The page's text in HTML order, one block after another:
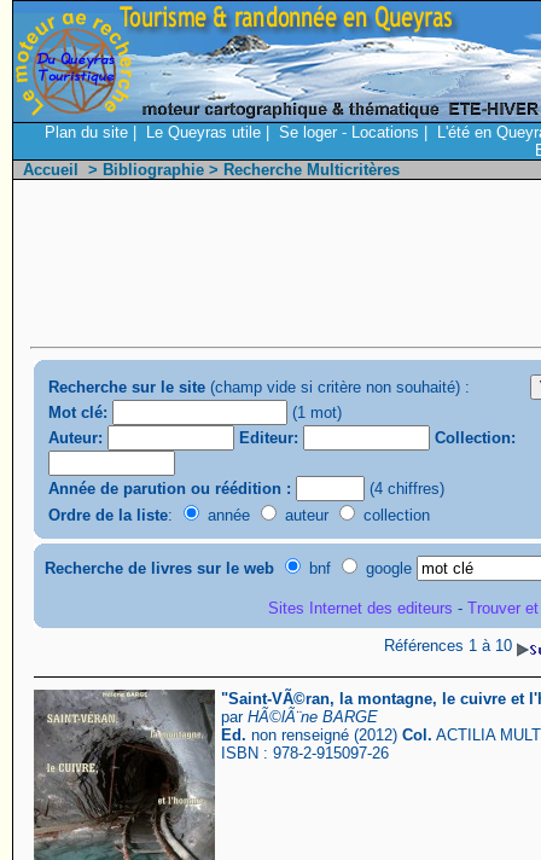
Plan du site Le Queyras utile Se loger - Locations
L'été en
Accueil
> Bibliographie > Recherche Multicritères
Recherche sur le site (champ vide si critère non souhaité) :
Mot clé:
(1 mot)
Auteur:
Editeur: Collection:
Année de parution ou réédition :
(4 chiffres)
Ordre de la liste: année auteur collection
Recherche de livres sur le web bnf google
Sites Internet des editeurs - Trouver
Références 1 à 10
"Saint-VÃ©ran, la montagne, le cuivre et
par HÃ©lÃ¨ne BARGE
Ed. non renseigné (2012) Col. ACTILIA
ISBN : 978-2-915097-26